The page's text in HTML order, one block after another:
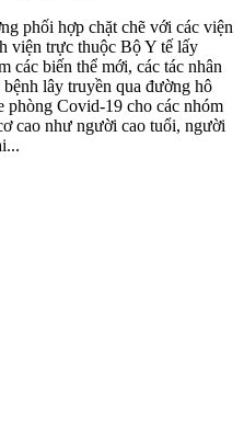
phối hợp chặt chẽ với các viện
viện trực thuộc Bộ Y tế lấy
các biến thể mới, các tác nhân
lây truyền qua đường hô
phòng Covid-19 cho các nhóm
cao như người cao tuổi, người